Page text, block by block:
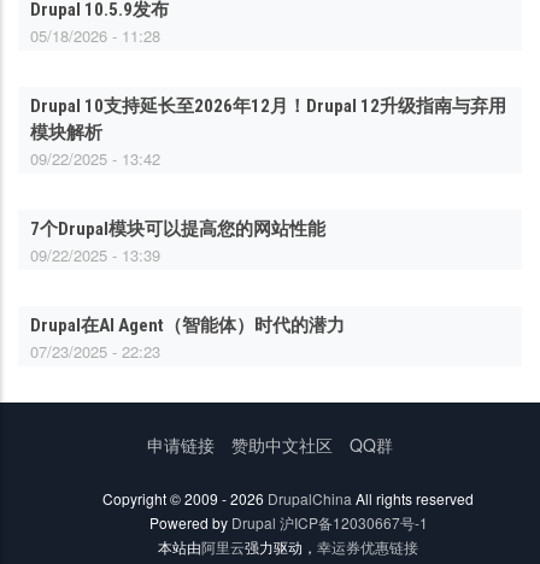
Drupal 10.5.9发布
05/18/2026 - 11:28
Drupal 10支持延长至2026年12月！Drupal 12升级指南与弃用
模块解析
09/22/2025 - 13:42
7个Drupal模块可以提高您的网站性能
09/22/2025 - 13:39
Drupal在AI Agent（智能体）时代的潜力
07/23/2025 - 22:23
申请链接 赞助中文社区 QQ群
Copyright © 2009 - 2026 DrupalChina All rights reserved
Powered by Drupal 沪ICP备12030667号-1
本站由阿里云强力驱动， 幸运券优惠链接